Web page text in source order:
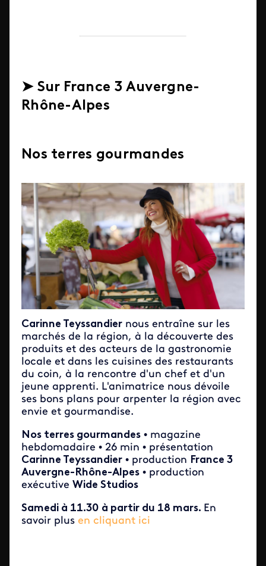
➤ Sur France 3 Auvergne-
Rhône-Alpes
Nos terres gourmandes
Carinne Teyssandier nous entraîne sur les
marchés de la région, à la découverte des
produits et des acteurs de la gastronomie
locale et dans les cuisines des restaurants
du coin, à la rencontre d'un chef et d'un
jeune apprenti. L'animatrice nous dévoile
ses bons plans pour arpenter la région avec
envie et gourmandise.
Nos terres gourmandes • magazine
hebdomadaire • 26 min • présentation
Carinne Teyssandier • production France 3
Auvergne-Rhône-Alpes • production
exécutive Wide Studios
Samedi à 11.30 à partir du 18 mars. En
savoir plus en cliquant ici